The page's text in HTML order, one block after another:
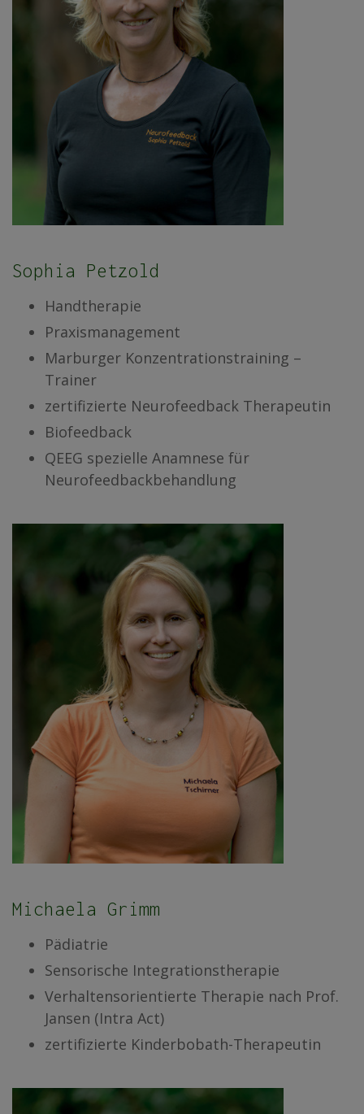
Sophia Petzold
Handtherapie
Praxismanagement
Marburger Konzentrationstraining –
Trainer
zertifizierte Neurofeedback Therapeutin
Biofeedback
QEEG spezielle Anamnese für
Neurofeedbackbehandlung
Michaela Grimm
Pädiatrie
Sensorische Integrationstherapie
Verhaltensorientierte Therapie nach Prof.
Jansen (Intra Act)
zertifizierte Kinderbobath-Therapeutin